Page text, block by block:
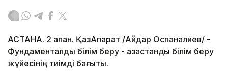
АСТАНА. 2 ақпан. ҚазАқпарат /Айдар Оспаналиев/ -
Фундаменталдық білім беру - қазақстандық білім беру
жүйесінің тиімді бағыты.